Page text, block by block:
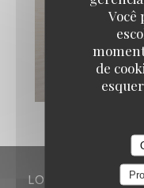
Você
de
LOCAL